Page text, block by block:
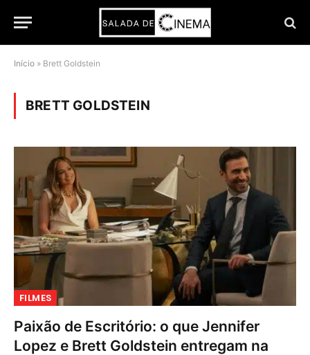
Início » Brett Goldstein
BRETT GOLDSTEIN
FILMES
Paixão de Escritório: o que Jennifer
Lopez e Brett Goldstein entregam na